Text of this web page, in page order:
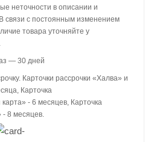
неточности в описании и
связи с постоянным изменением
товара уточняйте у
— 30 дней
Карточки рассрочки «Халва» и
Карточка
- 6 месяцев, Карточка
- 8 месяцев.